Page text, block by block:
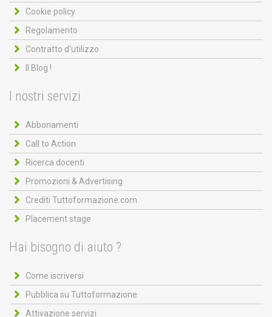
Cookie policy
Regolamento
Contratto d'utilizzo
Il Blog !
I nostri servizi
Abbonamenti
Call to Action
Ricerca docenti
Promozioni & Advertising
Crediti Tuttoformazione.com
Placement stage
Hai bisogno di aiuto ?
Come iscriversi
Pubblica su Tuttoformazione
Attivazione servizi